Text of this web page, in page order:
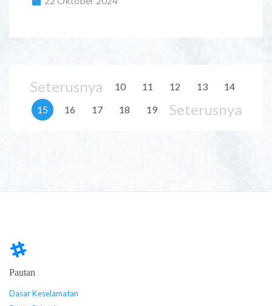
Seterusnya 10 11 12 13
14
15
16 17 18 19 Seterusnya
Pautan
Dasar Keselamatan